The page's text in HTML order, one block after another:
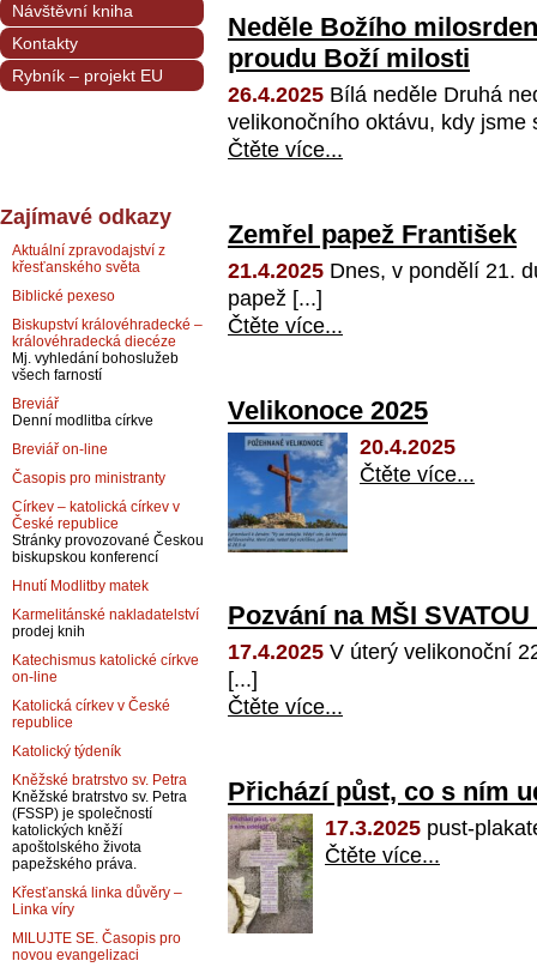
Neděle Božího
proudu Boží milosti
26.4.2025 Bílá neděle Druhá
velikonočního oktávu, kdy jsme
Čtěte více...
Zemřel papež František
21.4.2025 Dnes, v pondělí 21.
papež [...]
Čtěte více...
Velikonoce 2025
20.4.2025
Čtěte více...
Pozvání na MŠI SVATOU
17.4.2025 V úterý velikonoční
[...]
Čtěte více...
Přichází půst, co s ním
17.3.2025 pust-
Čtěte více...
Návštěvní kniha
Kontakty
Rybník – projekt EU
Zajímavé odkazy
Aktuální zpravodajství z
křesťanského světa
Biblické pexeso
Biskupství královéhradecké –
královéhradecká diecéze
Mj. vyhledání bohoslužeb
všech farností
Breviář
Denní modlitba církve
Breviář on-line
Časopis pro ministranty
Církev – katolická církev v
České republice
Stránky provozované Českou
biskupskou konferencí
Hnutí Modlitby matek
Karmelitánské nakladatelství
prodej knih
Katechismus katolické církve
on-line
Katolická církev v České
republice
Katolický týdeník
Kněžské bratrstvo sv. Petra
Kněžské bratrstvo sv. Petra
(FSSP) je společností
katolických kněží
apoštolského života
papežského práva.
Křesťanská linka důvěry –
Linka víry
MILUJTE SE. Časopis pro
novou evangelizaci